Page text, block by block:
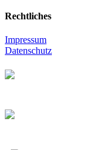
Rechtliches
Impressum
Datenschutz